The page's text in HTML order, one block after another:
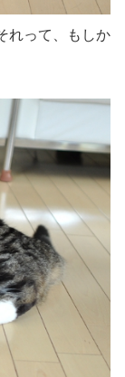
れって、もしか